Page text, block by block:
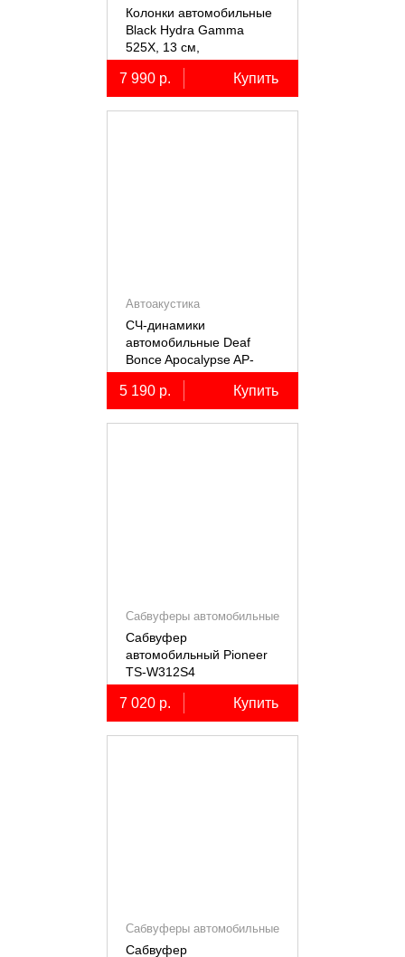
Колонки автомобильные
Black Hydra Gamma
525X, 13 см,
коаксиальные
двухполосные, 2 шт.
7 990 р. Купить
Автоакустика
СЧ-динамики
автомобильные Deaf
Bonce Apocalypse AP-
M61SE PRO
5 190 р. Купить
Сабвуферы автомобильные
Сабвуфер
автомобильный Pioneer
TS-W312S4
7 020 р. Купить
Сабвуферы автомобильные
Сабвуфер